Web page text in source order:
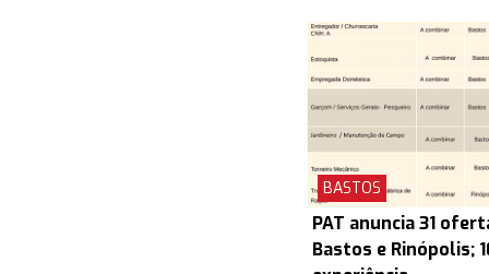
BASTOS
PAT anuncia 31
Bastos e Rinópolis;